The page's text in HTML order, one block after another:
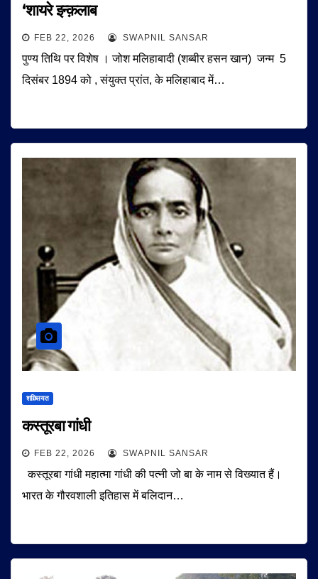
‘शायरे इन्क़लाब
FEB 22, 2026 SWAPNIL SANSAR
पुण्य तिथि पर विशेष । जोश मलिहाबादी (शब्बीर हसन खान) जन्म 5
दिसंबर 1894 को , संयुक्त प्रांत, के मलिहाबाद में…
शख़्सियत
कस्तूरबा गांधी
FEB 22, 2026 SWAPNIL SANSAR
कस्तूरबा गांधी महात्मा गांधी की पत्नी जो बा के नाम से विख्यात हैं।
भारत के गौरवशाली इतिहास में बलिदान…